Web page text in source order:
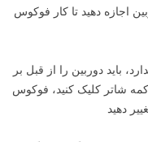
اجازه دهید تا کار فوکوس
باید دوربین را از قبل بر
شاتر کلیک کنید، فوکوس
دهید